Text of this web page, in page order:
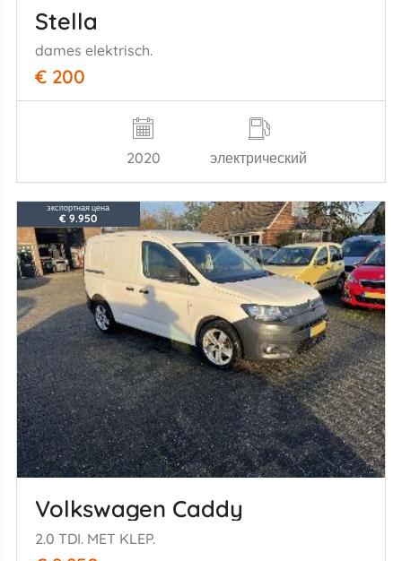
Stella
dames elektrisch.
€ 200
2020 электрический
экспортная цена
€ 9.950
Volkswagen Caddy
2.0 TDI. MET KLEP.